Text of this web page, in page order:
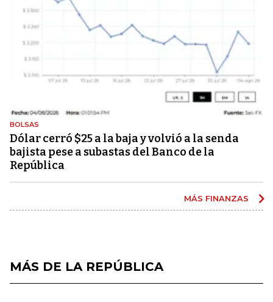
BOLSAS
Dólar cerró $25 a la baja y volvió a la senda
bajista pese a subastas del Banco de la
República
MÁS FINANZAS
MÁS DE LA REPÚBLICA